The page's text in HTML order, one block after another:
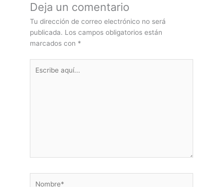
Deja un comentario
Tu dirección de correo electrónico no será
publicada. Los campos obligatorios están
marcados con *
aquí...